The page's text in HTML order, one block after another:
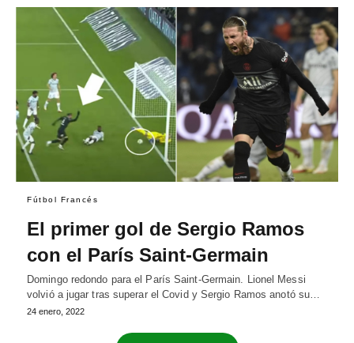
Fútbol Francés
El primer gol de Sergio Ramos
con el París Saint-Germain
Domingo redondo para el París Saint-Germain. Lionel Messi
volvió a jugar tras superar el Covid y Sergio Ramos anotó su…
24 enero, 2022